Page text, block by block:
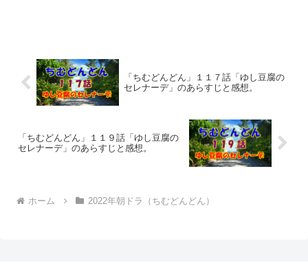
「ちむどんどん」１１７話「ゆし豆腐の
セレナーデ」のあらすじと感想。
「ちむどんどん」１１９話「ゆし豆腐の
セレナーデ」のあらすじと感想。
ホーム 2022年朝ドラ（ちむどんどん）